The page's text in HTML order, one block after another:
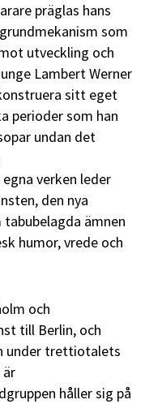
präglas hans
som
utveckling och
Lambert Werner
sitt eget
perioder som han
undan det
verken leder
den nya
ämnen
humor, vrede och
och
till Berlin, och
under trettiotalets
är
håller sig på